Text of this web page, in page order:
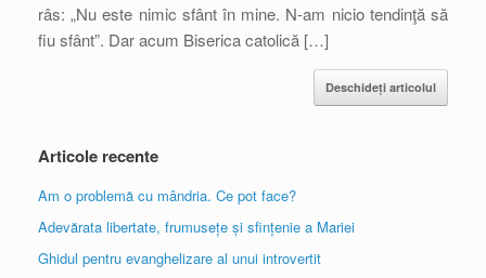
râs: „Nu este nimic sfânt în mine. N-am nicio tendinţă să
fiu sfânt”. Dar acum Biserica catolică […]
Deschideți articolul
Articole recente
Am o problemă cu mândria. Ce pot face?
Adevărata libertate, frumusețe și sfințenie a Mariei
Ghidul pentru evanghelizare al unui introvertit